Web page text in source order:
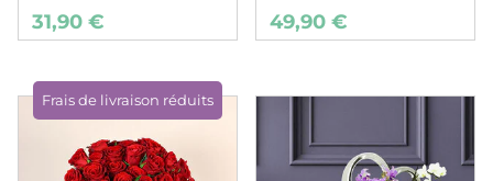
31,90 € 49,90 €
Frais de livraison réduits